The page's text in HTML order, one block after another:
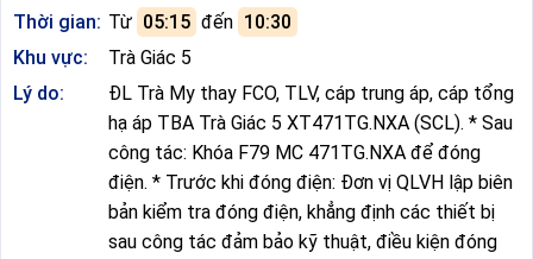
Thời gian: Từ 05:15 đến 10:30
Khu vực:
Trà Giác 5
Lý do:
ĐL Trà My thay FCO, TLV, cáp trung áp, cáp tổng
hạ áp TBA Trà Giác 5 XT471TG.NXA (SCL). * Sau
công tác: Khóa F79 MC 471TG.NXA để đóng
điện. * Trước khi đóng điện: Đơn vị QLVH lập biên
bản kiểm tra đóng điện, khẳng định các thiết bị
sau công tác đảm bảo kỹ thuật, điều kiện đóng